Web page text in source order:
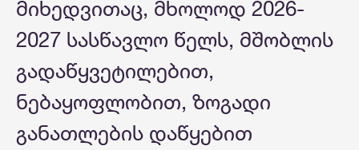
მიხედვითაც, მხოლოდ 2026-
2027 სასწავლო წელს, მშობლის
გადაწყვეტილებით,
ნებაყოფლობით, ზოგადი
განათლების დაწყებით